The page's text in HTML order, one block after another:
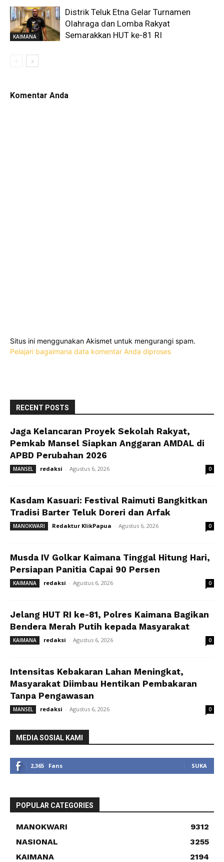
KAIMANA
Distrik Teluk Etna Gelar Turnamen
Olahraga dan Lomba Rakyat
Semarakkan HUT ke-81 RI
Komentar Anda
Situs ini menggunakan Akismet untuk mengurangi spam.
Pelajari bagaimana data komentar Anda diproses
RECENT POSTS
Jaga Kelancaran Proyek Sekolah Rakyat,
Pemkab Mansel Siapkan Anggaran AMDAL di
APBD Perubahan 2026
MANSEL redaksi - Agustus 6, 2026 0
Kasdam Kasuari: Festival Raimuti Bangkitkan
Tradisi Barter Teluk Doreri dan Arfak
MANOKWARI Redaktur KlikPapua - Agustus 6, 2026 0
Musda IV Golkar Kaimana Tinggal Hitung Hari,
Persiapan Panitia Capai 90 Persen
KAIMANA redaksi - Agustus 6, 2026 0
Jelang HUT RI ke-81, Polres Kaimana Bagikan
Bendera Merah Putih kepada Masyarakat
KAIMANA redaksi - Agustus 6, 2026 0
Intensitas Kebakaran Lahan Meningkat,
Masyarakat Diimbau Hentikan Pembakaran
Tanpa Pengawasan
MANSEL redaksi - Agustus 6, 2026 0
MEDIA SOSIAL KAMI
2,365 Fans SUKA
POPULAR CATEGORIES
MANOKWARI
9312
NASIONAL
3255
KAIMANA
2194